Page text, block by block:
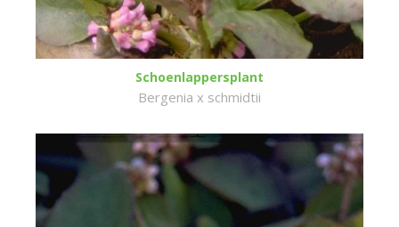
Schoenlappersplant
Bergenia x schmidtii